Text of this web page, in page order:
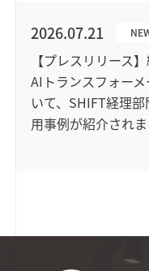
2026.07.21
【プレスリリース
AIトランスフォー
いて、SHIFT経理
用事例が紹介され